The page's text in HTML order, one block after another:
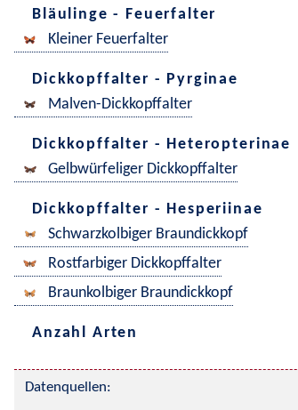
Bläulinge - Feuerfalter
Kleiner Feuerfalter
Dickkopffalter - Pyrginae
Malven-Dickkopffalter
Dickkopffalter - Heteropterinae
Gelbwürfeliger Dickkopffalter
Dickkopffalter - Hesperiinae
Schwarzkolbiger Braundickkopf
Rostfarbiger Dickkopffalter
Braunkolbiger Braundickkopf
Anzahl Arten
Datenquellen: